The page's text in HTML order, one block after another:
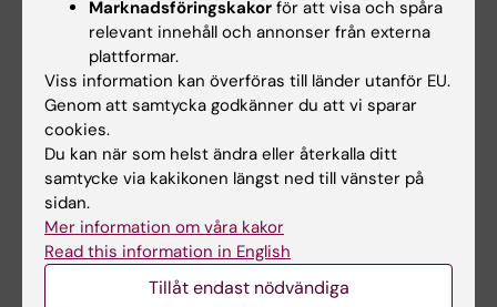
Ca 48 personer kallas till steg 2 på Karolinska
Institutet. Om ett val behöver göras mellan
flera sökande som har lika resultat, tillämpas
lottning mellan de personerna.
Steg 2 – Intervju och praktiskt test
Varje sökande som går vidare till steg 2
genomför två intervjuer och ett praktiskt test.
Den sökandes meritförteckning används som
diskussions- och bedömningsunderlag för
Marknadsföringskakor för att visa och spåra
relevant innehåll och annonser från externa
plattformar.
Viss information kan överföras till länder utanför EU.
Genom att samtycka godkänner du att vi sparar
cookies.
Du kan när som helst ändra eller återkalla ditt
samtycke via kakikonen längst ned till vänster på
sidan.
Mer information om våra kakor
Read this information in English
Tillåt endast nödvändiga